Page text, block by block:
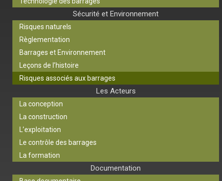
Sécurité et Environnement
Risques naturels
Règlementation
Barrages et Environnement
Leçons de l’histoire
Risques associés aux barrages
Les Acteurs
La conception
La construction
L’exploitation
Le contrôle des barrages
La formation
Documentation